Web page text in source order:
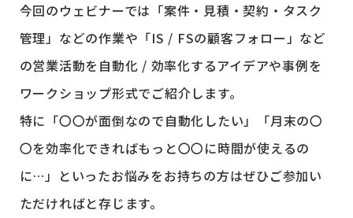
今回のウェビナーでは「案件・見積・契約・タスク
管理」などの作業や「IS / FSの顧客フォロー」など
の営業活動を自動化 / 効率化するアイデアや事例を
ワークショップ形式でご紹介します。
特に「〇〇が面倒なので自動化したい」「月末の〇
〇を効率化できればもっと〇〇に時間が使えるの
に…」といったお悩みをお持ちの方はぜひご参加い
ただければと存じます。